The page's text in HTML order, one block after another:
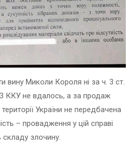
вину Миколи Короля ні за ч. 3 ст.
ККУ не вдалось, а за продаж
України не передбачена
– провадження у цій справі
складу злочину.